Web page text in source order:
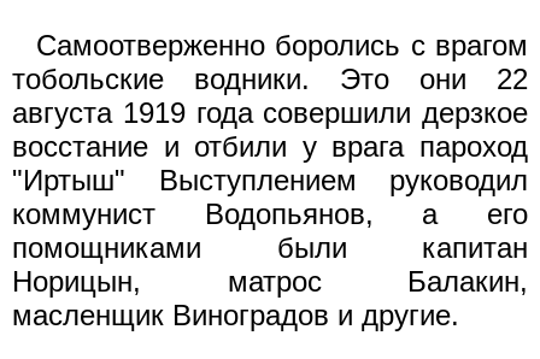
Самоотверженно боролись с врагом
тобольские водники. Это они 22
августа 1919 года совершили дерзкое
восстание и отбили у врага пароход
"Иртыш" Выступлением руководил
коммунист Водопьянов, а его
помощниками были капитан
Норицын, матрос Балакин,
масленщик Виноградов и другие.